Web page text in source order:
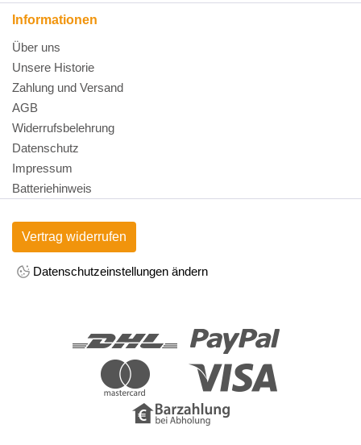
Informationen
Über uns
Unsere Historie
Zahlung und Versand
AGB
Widerrufsbelehrung
Datenschutz
Impressum
Batteriehinweis
Vertrag widerrufen
Datenschutzeinstellungen ändern